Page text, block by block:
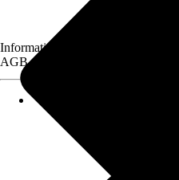
Informationen des Verkäufers,
AGB, finden Sie bei Klick auf den